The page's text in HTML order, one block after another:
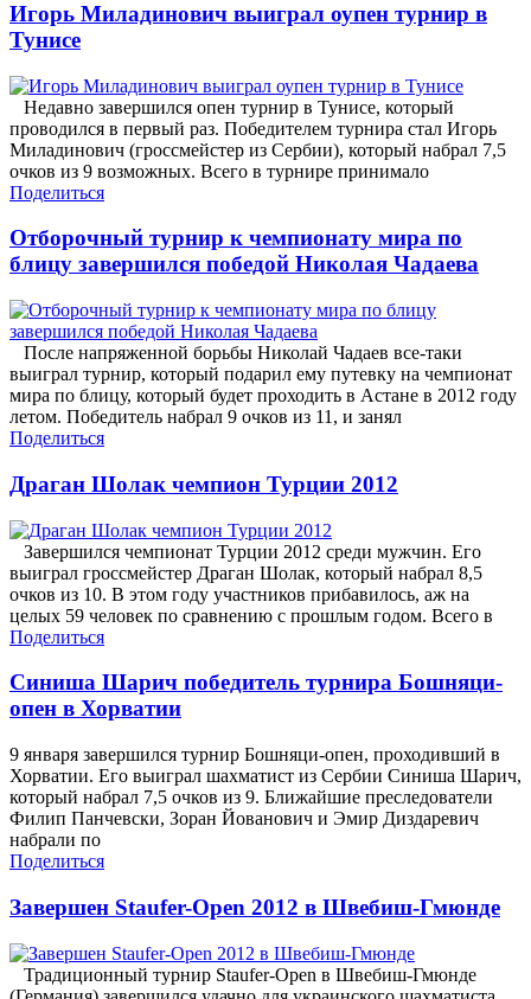
Игорь Миладинович выиграл оупен турнир в
Тунисе
Недавно завершился опен турнир в Тунисе, который
проводился в первый раз. Победителем турнира стал Игорь
Миладинович (гроссмейстер из Сербии), который набрал 7,5
очков из 9 возможных. Всего в турнире принимало
Поделиться
Отборочный турнир к чемпионату мира по
блицу завершился победой Николая Чадаева
После напряженной борьбы Николай Чадаев все-таки
выиграл турнир, который подарил ему путевку на чемпионат
мира по блицу, который будет проходить в Астане в 2012 году
летом. Победитель набрал 9 очков из 11, и занял
Поделиться
Драган Шолак чемпион Турции 2012
Завершился чемпионат Турции 2012 среди мужчин. Его
выиграл гроссмейстер Драган Шолак, который набрал 8,5
очков из 10. В этом году участников прибавилось, аж на
целых 59 человек по сравнению с прошлым годом. Всего в
Поделиться
Синиша Шарич победитель турнира Бошняци-
опен в Хорватии
9 января завершился турнир Бошняци-опен, проходивший в
Хорватии. Его выиграл шахматист из Сербии Синиша Шарич,
который набрал 7,5 очков из 9. Ближайшие преследователи
Филип Панчевски, Зоран Йованович и Эмир Диздаревич
набрали по
Поделиться
Завершен Staufer-Open 2012 в Швебиш-Гмюнде
Традиционный турнир Staufer-Open в Швебиш-Гмюнде